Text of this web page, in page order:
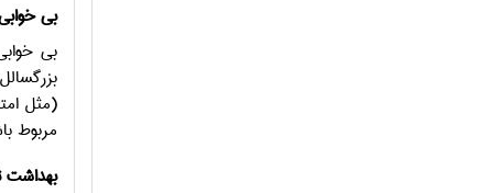
بی
بی
(مثل
مربوط
بهداشت